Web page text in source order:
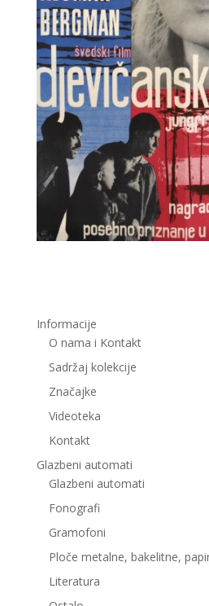
Informacije
O nama i Kontakt
Sadržaj kolekcije
Značajke
Videoteka
Kontakt
Glazbeni automati
Glazbeni automati
Fonografi
Gramofoni
Ploče metalne, bakelitne,
Literatura